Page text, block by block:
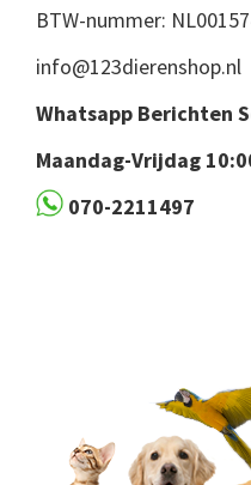
BTW-nummer:
info@123dierenshop.nl
Whatsapp Berichten
Maandag-Vrijdag
070-2211497